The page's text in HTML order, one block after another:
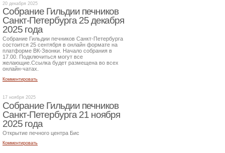
20 декабря 2025
Собрание Гильдии печников
Санкт-Петербурга 25 декабря
2025 года
Собрание Гильдии печников Санкт-Петербурга
состоится 25 сентября в онлайн формате на
платформе ВК-Звонки. Начало собрания в
17.00. Подключиться могут все
желающие.Ссылка будет размещена во всех
онлайн-чатах.
Комментировать
17 ноября 2025
Собрание Гильдии печников
Санкт-Петербурга 21 ноября
2025 года
Открытие печного центра Бис
Комментировать